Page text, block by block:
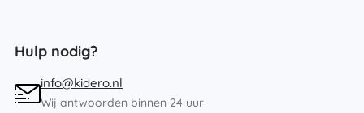
Hulp nodig?
info@kidero.nl
Wij antwoorden binnen 24 uur